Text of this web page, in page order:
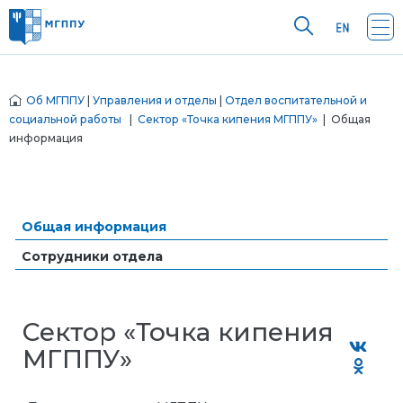
Об МГППУ Управления и отделы
Отдел воспитательной и
социальной работы
Сектор «Точка кипения МГППУ» | Общая
информация
Общая информация
Сотрудники отдела
Сектор «Точка кипения
МГППУ»